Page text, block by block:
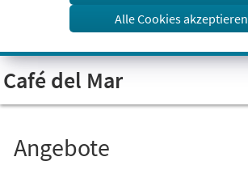
Visuelle
Assistenzsoftware
öffnen.
Alle Cookies akzeptieren
Café del Mar
Angebote